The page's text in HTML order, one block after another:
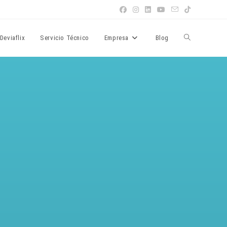
Deviaflix Servicio Técnico Empresa Blog